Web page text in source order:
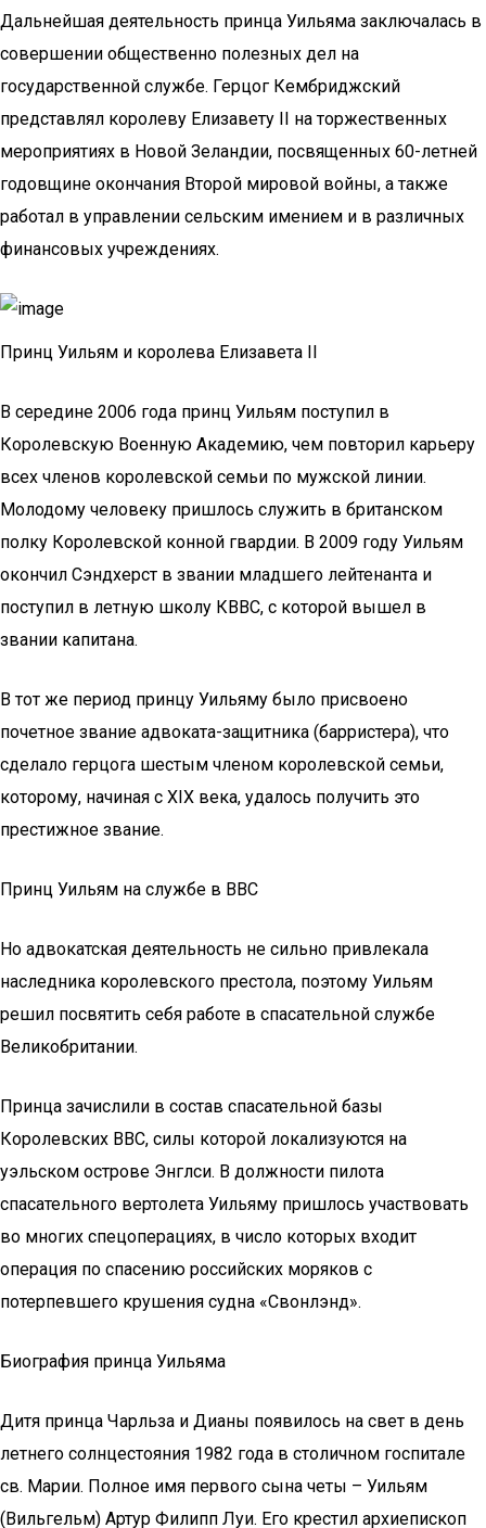
Дальнейшая деятельность принца Уильяма заключалась в
совершении общественно полезных дел на
государственной службе. Герцог Кембриджский
представлял королеву Елизавету II на торжественных
мероприятиях в Новой Зеландии, посвященных 60-летней
годовщине окончания Второй мировой войны, а также
работал в управлении сельским имением и в различных
финансовых учреждениях.
Принц Уильям и королева Елизавета II
В середине 2006 года принц Уильям поступил в
Королевскую Военную Академию, чем повторил карьеру
всех членов королевской семьи по мужской линии.
Молодому человеку пришлось служить в британском
полку Королевской конной гвардии. В 2009 году Уильям
окончил Сэндхерст в звании младшего лейтенанта и
поступил в летную школу КВВС, с которой вышел в
звании капитана.
В тот же период принцу Уильяму было присвоено
почетное звание адвоката-защитника (барристера), что
сделало герцога шестым членом королевской семьи,
которому, начиная с XIX века, удалось получить это
престижное звание.
Принц Уильям на службе в ВВС
Но адвокатская деятельность не сильно привлекала
наследника королевского престола, поэтому Уильям
решил посвятить себя работе в спасательной службе
Великобритании.
Принца зачислили в состав спасательной базы
Королевских ВВС, силы которой локализуются на
уэльском острове Энглси. В должности пилота
спасательного вертолета Уильяму пришлось участвовать
во многих спецоперациях, в число которых входит
операция по спасению российских моряков с
потерпевшего крушения судна «Свонлэнд».
Биография принца Уильяма
Дитя принца Чарльза и Дианы появилось на свет в день
летнего солнцестояния 1982 года в столичном госпитале
св. Марии. Полное имя первого сына четы – Уильям
(Вильгельм) Артур Филипп Луи. Его крестил архиепископ